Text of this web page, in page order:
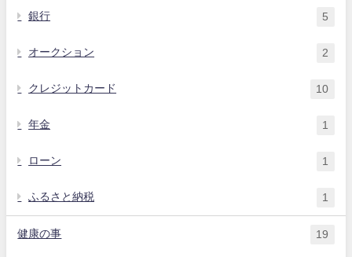
銀行 5
オークション 2
クレジットカード 10
年金 1
ローン 1
ふるさと納税 1
健康の事 19